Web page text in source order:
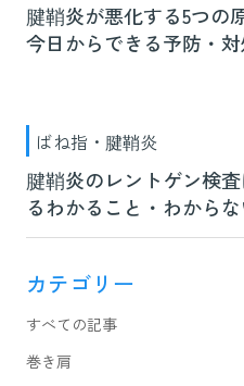
腱鞘炎が悪化する5つの
今日からできる予防・
ばね指・腱鞘炎
腱鞘炎のレントゲン検
るわかること・わから
カテゴリー
すべての記事
巻き肩